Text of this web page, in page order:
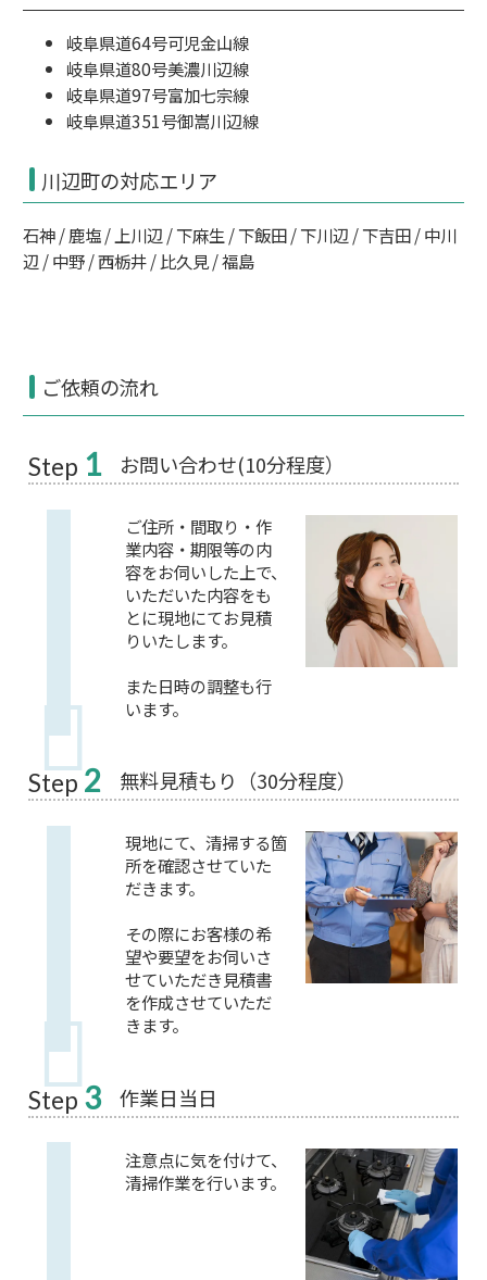
岐阜県道64号可児金山線
岐阜県道80号美濃川辺線
岐阜県道97号富加七宗線
岐阜県道351号御嵩川辺線
川辺町の対応エリア
石神 / 鹿塩 / 上川辺 / 下麻生 / 下飯田 / 下川辺 / 下吉田 / 中川
辺 / 中野 / 西栃井 / 比久見 / 福島
ご依頼の流れ
Step 1 お問い合わせ(10分程度）
ご住所・間取り・作
業内容・期限等の内
容をお伺いした上で、
いただいた内容をも
とに現地にてお見積
りいたします。
また日時の調整も行
います。
Step 2 無料見積もり（30分程度）
現地にて、清掃する箇
所を確認させていた
だきます。
その際にお客様の希
望や要望をお伺いさ
せていただき見積書
を作成させていただ
きます。
Step 3 作業日当日
注意点に気を付けて、
清掃作業を行います。